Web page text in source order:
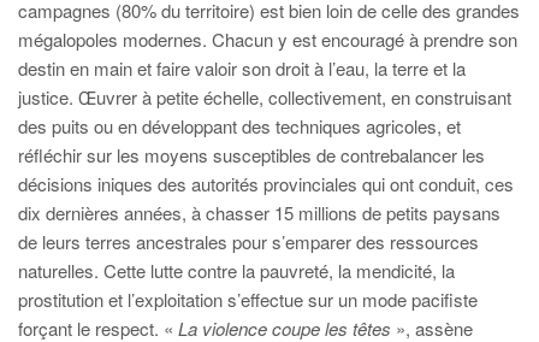
campagnes (80% du territoire) est bien loin de celle des grandes
mégalopoles modernes. Chacun y est encouragé à prendre son
destin en main et faire valoir son droit à l’eau, la terre et la
justice. Œuvrer à petite échelle, collectivement, en construisant
des puits ou en développant des techniques agricoles, et
réfléchir sur les moyens susceptibles de contrebalancer les
décisions iniques des autorités provinciales qui ont conduit, ces
dix dernières années, à chasser 15 millions de petits paysans
de leurs terres ancestrales pour s’emparer des ressources
naturelles. Cette lutte contre la pauvreté, la mendicité, la
prostitution et l’exploitation s’effectue sur un mode pacifiste
forçant le respect. « La violence coupe les têtes », assène